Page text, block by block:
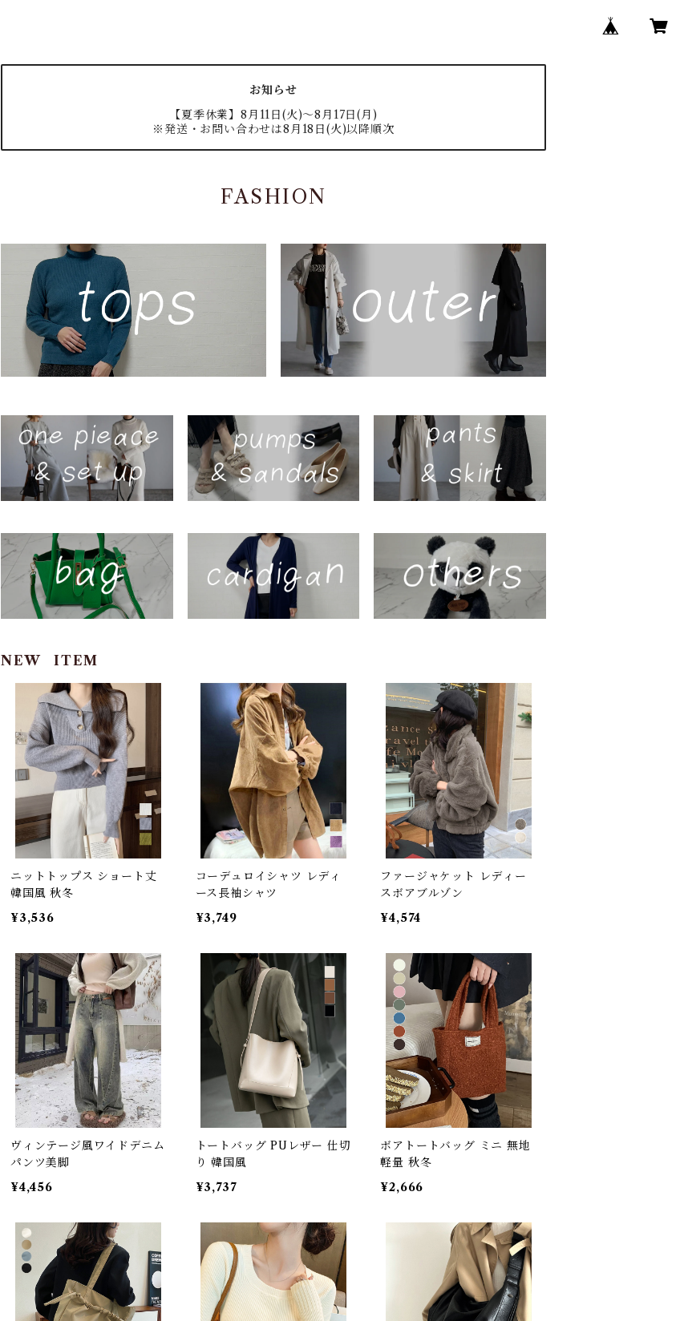
お知らせ
【夏季休業】8月11日(火)〜8月17日(月)
※発送・お問い合わせは8月18日(火)以降順次
FASHION
NEW ITEM
ニットトップス ショート丈
韓国風 秋冬
¥3,536
コーデュロイシャツ レディ
ース長袖シャツ
¥3,749
ファージャケット レディー
スボアブルゾン
¥4,574
ヴィンテージ風ワイドデニム
パンツ美脚
¥4,456
トートバッグ PUレザー 仕切
り 韓国風
¥3,737
ボアトートバッグ ミニ 無地
軽量 秋冬
¥2,666